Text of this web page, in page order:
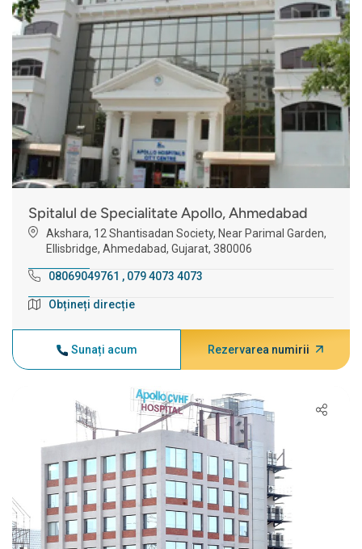
Spitalul de Specialitate Apollo, Ahmedabad
Akshara, 12 Shantisadan Society, Near Parimal Garden,
Ellisbridge, Ahmedabad, Gujarat, 380006
08069049761 , 079 4073 4073
Obțineți direcție
Sunați acum Rezervarea numirii